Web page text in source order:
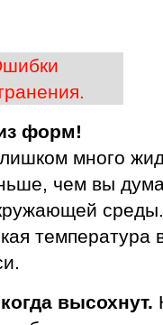
форм!
много
чем вы
высохнут.